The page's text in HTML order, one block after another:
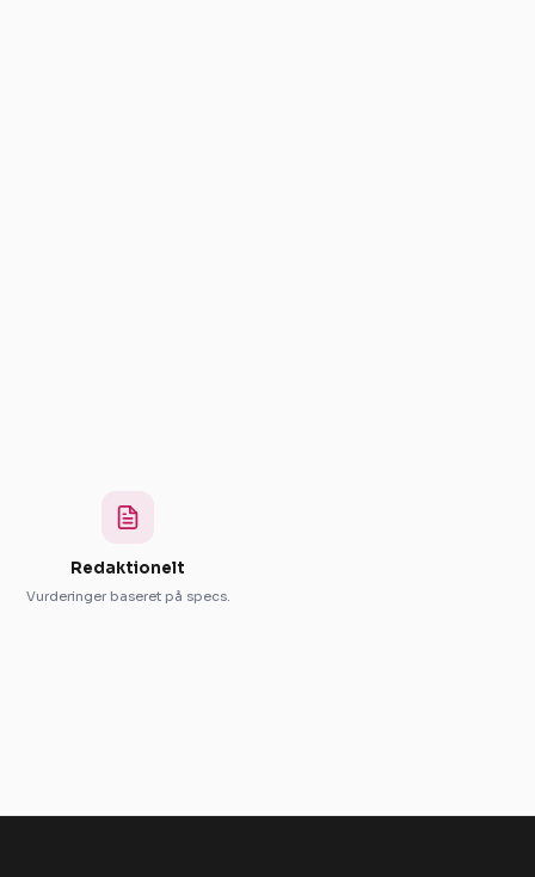
Redaktionelt
Vurderinger baseret på specs.